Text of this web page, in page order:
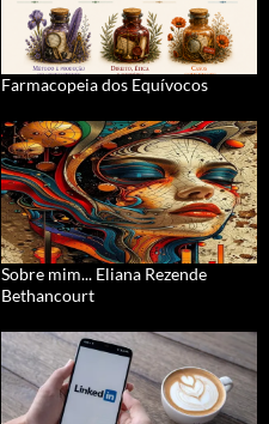
Farmacopeia dos Equívocos
Sobre mim... Eliana Rezende
Bethancourt